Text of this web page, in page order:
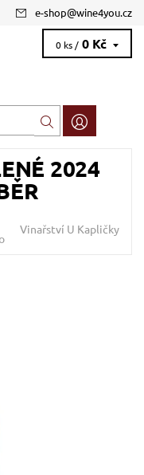
e-shop@wine4you.cz
0 ks / 0 Kč
2024
Vinařství U Kapličky